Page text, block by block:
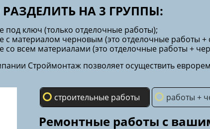
НА 3 ГРУППЫ:
под ключ (только отделочные работы);
с материалом черновым (это отделочные работы +
со всем материалами (это отделочные работы +
Строймонтаж позволяет осуществить
строительные работы работы +
Ремонтные работы с